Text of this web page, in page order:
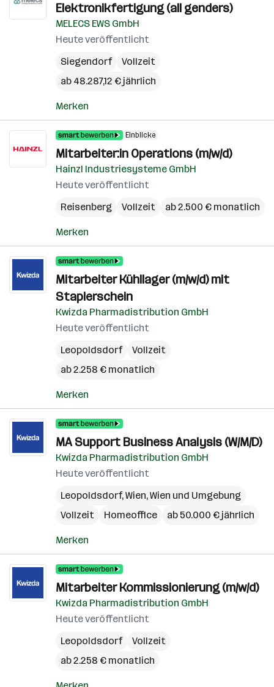
Elektronikfertigung (all genders)
MELECS EWS GmbH
Heute veröffentlicht
Siegendorf
Vollzeit
ab 48.287,12 € jährlich
Merken
Einblicke
Mitarbeiter:in Operations (m/w/d)
Hainzl Industriesysteme GmbH
Heute veröffentlicht
Reisenberg
Vollzeit ab 2.500 € monatlich
Merken
Mitarbeiter Kühllager (m/w/d) mit
Staplerschein
Kwizda Pharmadistribution GmbH
Heute veröffentlicht
Leopoldsdorf
Vollzeit
ab 2.258 € monatlich
Merken
MA Support Business Analysis (W/M/D)
Kwizda Pharmadistribution GmbH
Heute veröffentlicht
Leopoldsdorf,Wien,Wien und Umgebung
Vollzeit
Homeoffice ab 50.000 € jährlich
Merken
Mitarbeiter Kommissionierung (m/w/d)
Kwizda Pharmadistribution GmbH
Heute veröffentlicht
Leopoldsdorf
Vollzeit
ab 2.258 € monatlich